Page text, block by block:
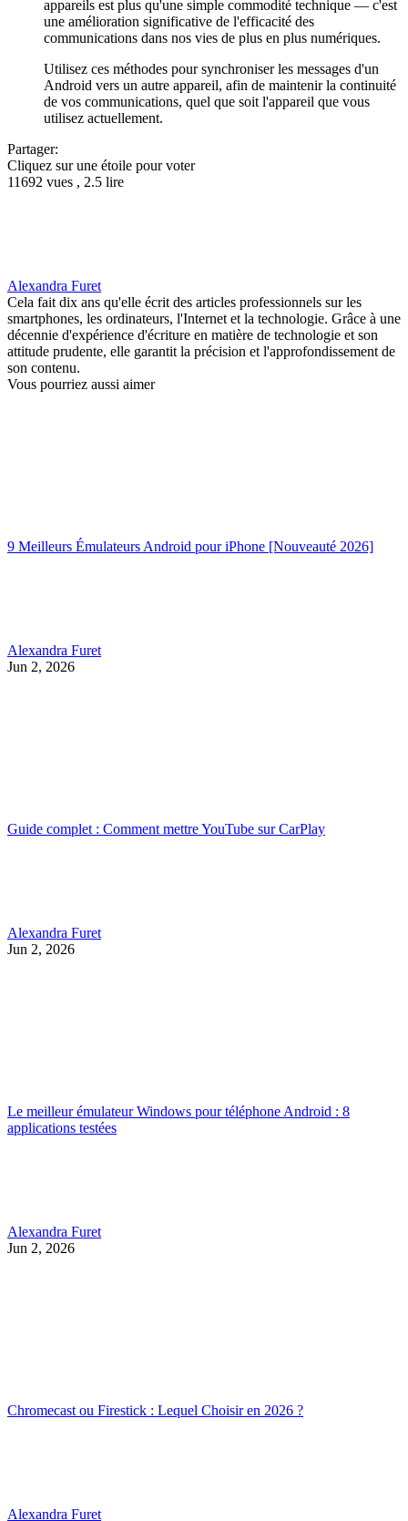
appareils est plus qu'une simple commodité technique — c'est
une amélioration significative de l'efficacité des
communications dans nos vies de plus en plus numériques.
Utilisez ces méthodes pour synchroniser les messages d'un
Android vers un autre appareil, afin de maintenir la continuité
de vos communications, quel que soit l'appareil que vous
utilisez actuellement.
Partager:
Cliquez sur une étoile pour voter
11692 vues , 2.5 lire
Alexandra Furet
Cela fait dix ans qu'elle écrit des articles professionnels sur les
smartphones, les ordinateurs, l'Internet et la technologie. Grâce à une
décennie d'expérience d'écriture en matière de technologie et son
attitude prudente, elle garantit la précision et l'approfondissement de
son contenu.
Vous pourriez aussi aimer
9 Meilleurs Émulateurs Android pour iPhone [Nouveauté 2026]
Alexandra Furet
Jun 2, 2026
Guide complet : Comment mettre YouTube sur CarPlay
Alexandra Furet
Jun 2, 2026
Le meilleur émulateur Windows pour téléphone Android : 8
applications testées
Alexandra Furet
Jun 2, 2026
Chromecast ou Firestick : Lequel Choisir en 2026 ?
Alexandra Furet